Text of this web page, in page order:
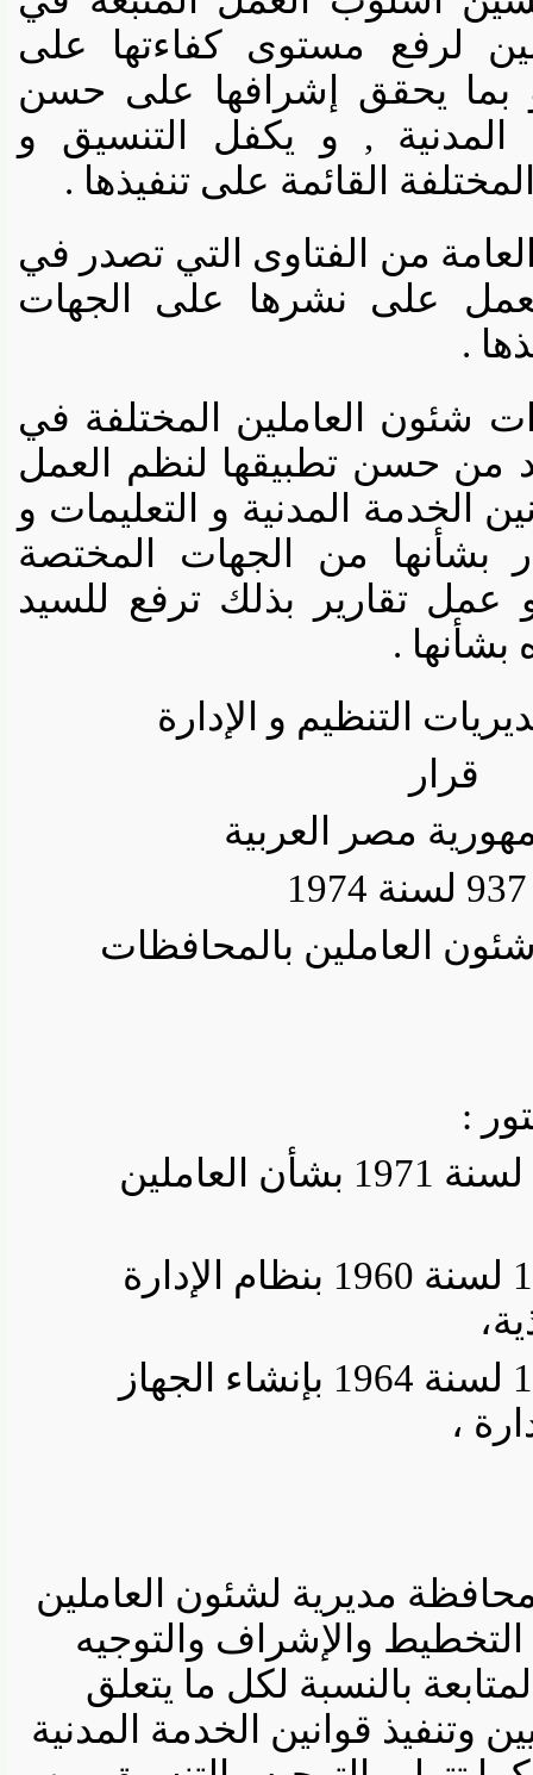
لرفع مستوى كفاءتها على
يحقق إشرافها على حسن
, و يكفل التنسيق و
القائمة على تنفيذها .
من الفتاوى التي تصدر في
على نشرها على الجهات
.
شئون العاملين المختلفة في
من حسن تطبيقها لنظم العمل
الخدمة المدنية و التعليمات و
من الجهات المختصة
تقارير بذلك ترفع للسيد
.
التنظيم و الإدارة
قرار
مصر العربية
العاملين بالمحافظات
:
وعلي القانون رقم 58 لسنة 1971 بشأن العاملين
وعلي القانون رقم 124 لسنة 1960 بنظام الإدارة
وعلي القانون رقم 118 لسنة 1964 بإنشاء الجهاز
،
مديرية لشئون العاملين
والإشراف والتوجيه
بالنسبة لكل ما يتعلق
قوانين الخدمة المدنية